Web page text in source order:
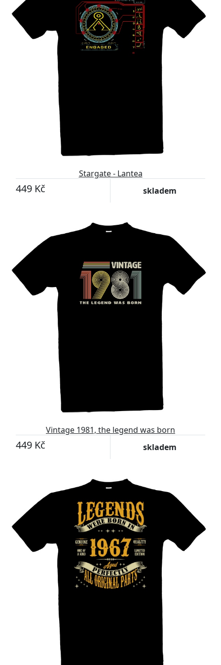
Stargate - Lantea
449 Kč skladem
Vintage 1981, the legend was born
449 Kč skladem